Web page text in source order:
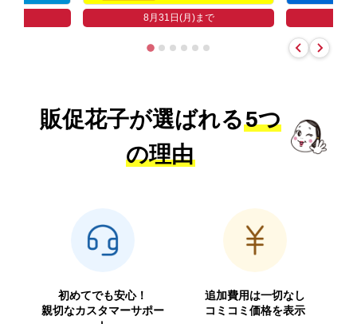
8月31日(月)まで
販促花子が選ばれる5つ
の理由
初めてでも安心！
親切なカスタマーサポー
追加費用は一切なし
コミコミ価格を表示